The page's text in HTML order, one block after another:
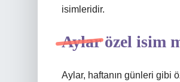
isimleridir.
Aylar özel isim
Aylar, haftanın günleri gibi